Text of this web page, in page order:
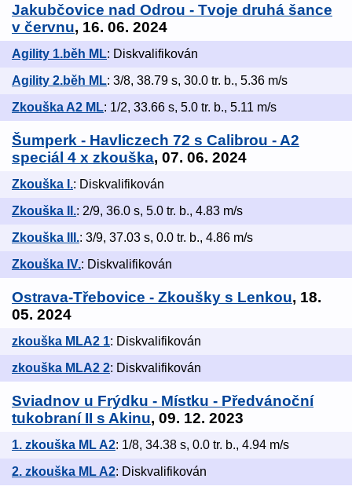
Jakubčovice nad Odrou - Tvoje druhá šance
v červnu, 16. 06. 2024
Agility 1.běh ML: Diskvalifikován
Agility 2.běh ML: 3/8, 38.79 s, 30.0 tr. b., 5.36 m/s
Zkouška A2 ML: 1/2, 33.66 s, 5.0 tr. b., 5.11 m/s
Šumperk - Havliczech 72 s Calibrou - A2
speciál 4 x zkouška, 07. 06. 2024
Zkouška I.: Diskvalifikován
Zkouška II.: 2/9, 36.0 s, 5.0 tr. b., 4.83 m/s
Zkouška III.: 3/9, 37.03 s, 0.0 tr. b., 4.86 m/s
Zkouška IV.: Diskvalifikován
Ostrava-Třebovice - Zkoušky s Lenkou, 18.
05. 2024
zkouška MLA2 1: Diskvalifikován
zkouška MLA2 2: Diskvalifikován
Sviadnov u Frýdku - Místku - Předvánoční
tukobraní II s Akinu, 09. 12. 2023
1. zkouška ML A2: 1/8, 34.38 s, 0.0 tr. b., 4.94 m/s
2. zkouška ML A2: Diskvalifikován